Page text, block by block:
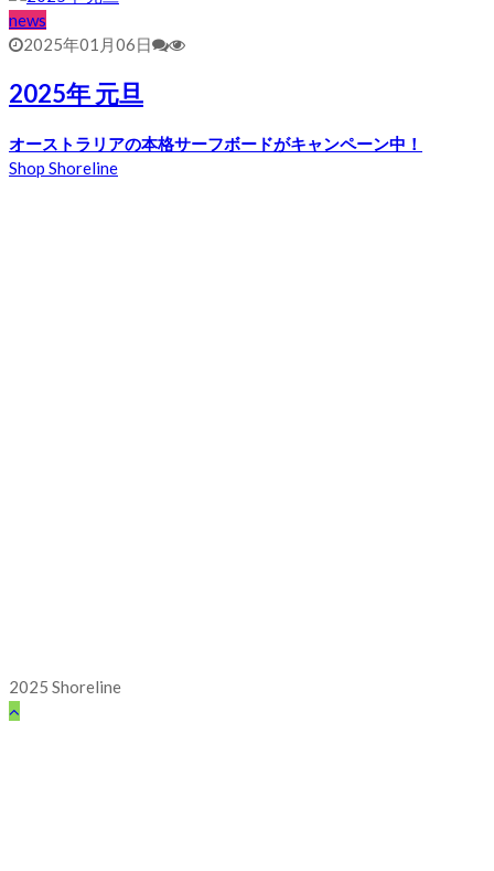
news
2025年01月06日
2025年 元旦
オーストラリアの本格サーフボードがキャンペーン中！
Shop Shoreline
2025 Shoreline